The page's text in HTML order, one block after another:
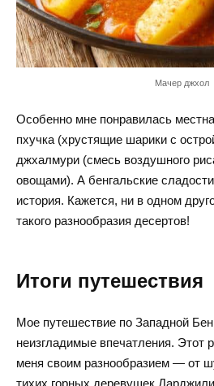
Мачер джхол
Особенно мне понравилась
пхучка (хрустящие шарики с
джхалмури (смесь воздушного
овощами). А бенгальские
история. Кажется, ни в одном
такого разнообразия десертов!
Итоги путешествия
Мое путешествие по Западной
неизгладимые впечатления. Этот
меня своим разнообразием — от
тихих горных деревушек